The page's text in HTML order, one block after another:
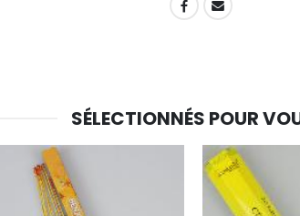
6 Bougies Teintées Masse Couleur Blanche
SHARE:
SÉLECTIONNÉS POUR